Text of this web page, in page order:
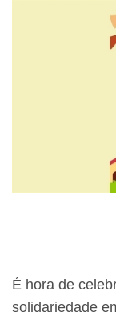
É hora de
solidariedade